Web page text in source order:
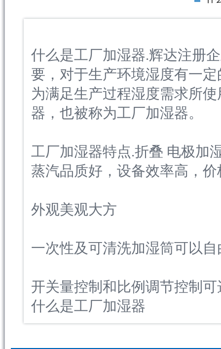
什么是工厂加湿器.辉达注册
要，对于生产环境湿度有一定
为满足生产过程湿度需求所
器，也被称为工厂加湿器。
工厂加湿器特点.折叠 电极加
蒸汽品质好，设备效率高，
外观美观大方
一次性及可清洗加湿筒可以
开关量控制和比例调节控制可
什么是工厂加湿器